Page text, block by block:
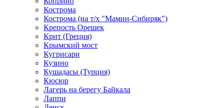
Кострома
Кострома (на т/х "Мамин-Сибиряк")
Крепость Орешек
Крит (Греция)
Крымский мост
Кугрисари
Кузино
Кушадасы (Турция)
Кюсюр
Лагерь на берегу Байкала
Лаппи